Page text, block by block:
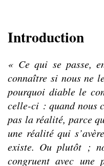
Introduction
« Ce qui se passe,
connaître si nous ne
pourquoi diable le
celle-ci : quand nous
pas la réalité, parce
une réalité qui
existe. Ou plutôt ;
congruent avec une